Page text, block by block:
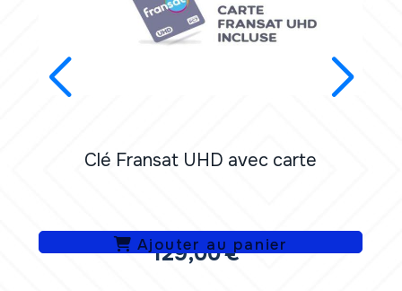
Clé Fransat UHD avec carte
129,00€
Ajouter au panier